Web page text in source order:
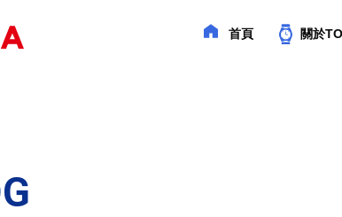
首頁 關於